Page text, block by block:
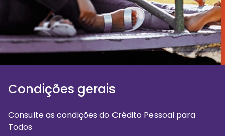
Condições gerais
Consulte as condições do Crédito Pessoal para
Todos